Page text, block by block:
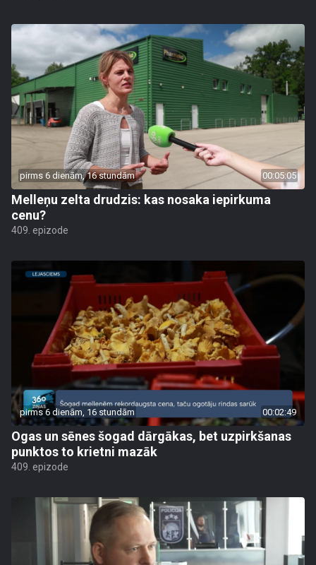
pirms 6 dienām, 16 stundām 00:05:05
Melleņu zelta drudzis: kas nosaka iepirkuma
cenu?
409. epizode
pirms 6 dienām, 16 stundām 00:02:49
Ogas un sēnes šogad dārgākas, bet uzpirkšanas
punktos to krietni mazāk
409. epizode